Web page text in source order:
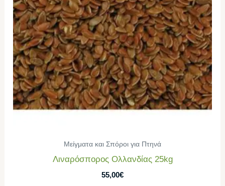
Μείγματα και Σπόροι για Πτηνά
Λιναρόσπορος Ολλανδίας 25kg
55,00€